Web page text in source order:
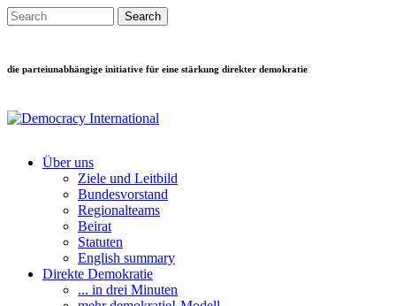
Direkt zum Inhalt
Search this site
die parteiunabhängige initiative für eine stärkung direkter demokratie
Main menu
Über uns
Ziele und Leitbild
Bundesvorstand
Regionalteams
Beirat
Statuten
English summary
Direkte Demokratie
... in drei Minuten